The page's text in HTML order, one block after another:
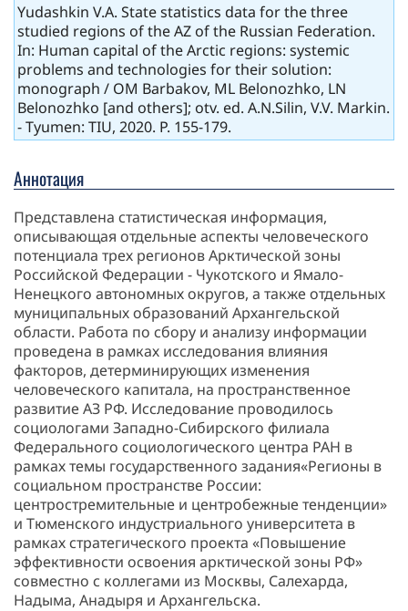
Yudashkin V.A. State statistics data for the three
studied regions of the AZ of the Russian Federation.
In: Human capital of the Arctic regions: systemic
problems and technologies for their solution:
monograph / OM Barbakov, ML Belonozhko, LN
Belonozhko [and others]; otv. ed. A.N.Silin, V.V. Markin.
- Tyumen: TIU, 2020. P. 155-179.
Аннотация
Представлена статистическая информация,
описывающая отдельные аспекты человеческого
потенциала трех регионов Арктической зоны
Российской Федерации - Чукотского и Ямало-
Ненецкого автономных округов, а также отдельных
муниципальных образований Архангельской
области. Работа по сбору и анализу информации
проведена в рамках исследования влияния
факторов, детерминирующих изменения
человеческого капитала, на пространственное
развитие АЗ РФ. Исследование проводилось
социологами Западно-Сибирского филиала
Федерального социологического центра РАН в
рамках темы государственного задания«Регионы в
социальном пространстве России:
центростремительные и центробежные тенденции»
и Тюменского индустриального университета в
рамках стратегического проекта «Повышение
эффективности освоения арктической зоны РФ»
совместно с коллегами из Москвы, Салехарда,
Надыма, Анадыря и Архангельска.